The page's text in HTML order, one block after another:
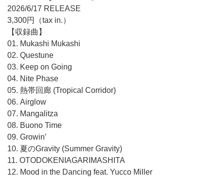
2026/6/17 RELEASE
3,300円（tax in.）
【収録曲】
01. Mukashi Mukashi
02. Questune
03. Keep on Going
04. Nite Phase
05. 熱帯回廊 (Tropical Corridor)
06. Airglow
07. Mangalitza
08. Buono Time
09. Growin’
10. 夏のGravity (Summer Gravity)
11. OTODOKENIAGARIMASHITA
12. Mood in the Dancing feat. Yucco Miller